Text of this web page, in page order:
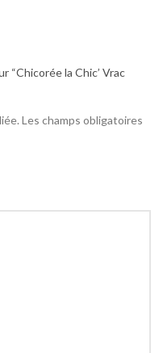
“Chicorée la Chic’ Vrac
Les champs obligatoires